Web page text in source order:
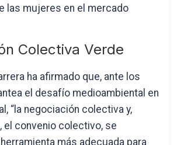
las mujeres en el mercado
Colectiva Verde
ha afirmado que, ante los
el desafío medioambiental en
“la negociación colectiva y,
el convenio colectivo, se
más adecuada para